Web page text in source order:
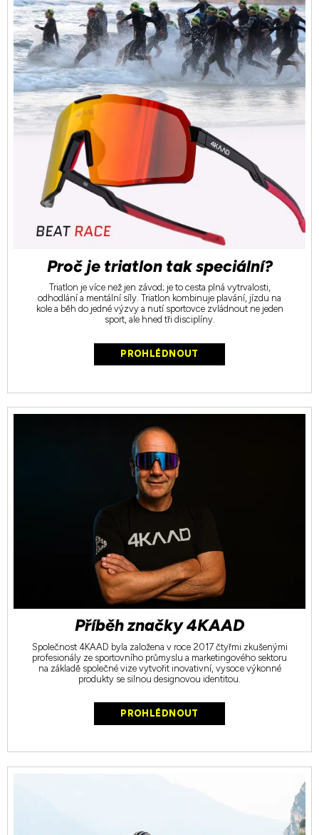
Proč je triatlon tak speciální?
Triatlon je více než jen závod; je to cesta plná vytrvalosti,
odhodlání a mentální síly. Triatlon kombinuje plavání, jízdu na
kole a běh do jedné výzvy a nutí sportovce zvládnout ne jeden
sport, ale hned tři disciplíny.
PROHLÉDNOUT
Příběh značky 4KAAD
Společnost 4KAAD byla založena v roce 2017 čtyřmi zkušenými
profesionály ze sportovního průmyslu a marketingového sektoru
na základě společné vize vytvořit inovativní, vysoce výkonné
produkty se silnou designovou identitou.
PROHLÉDNOUT